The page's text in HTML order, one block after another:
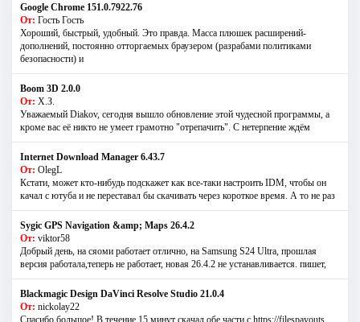
Google Chrome 151.0.7922.76
От: Гость Гость
Хороший, быстрый, удобный. Это правда. Масса плюшек расширений-
дополнений, постоянно отторгаемых браузером (разрабами политиками
безопасности) и
Boom 3D 2.0.0
От: Х.З.
Уважаемый Diakov, сегодня вышло обновление этой чудесной программы, а
кроме вас её никто не умеет грамотно "отрепачить". С нетерпение ждём
Internet Download Manager 6.43.7
От: OlegL
Кстати, может кто-нибудь подскажет как все-таки настроить IDM, чтобы он
качал с ютуба и не переставал бы скачивать через короткое время. А то не раз
Sygic GPS Navigation &amp; Maps 26.4.2
От: viktor58
Добрый день, на сяоми работает отлично, на Samsung S24 Ultra, прошлая
версия работала,теперь не работает, новая 26.4.2 не устанавливается. пишет,
Blackmagic Design DaVinci Resolve Studio 21.0.4
От: nickolay22
Спасибо большое! В течение 15 минут скачал обе части с https://filespayouts